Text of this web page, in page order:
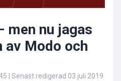
men nu jagas
av Modo och
| Senast redigerad 03 juli 2019